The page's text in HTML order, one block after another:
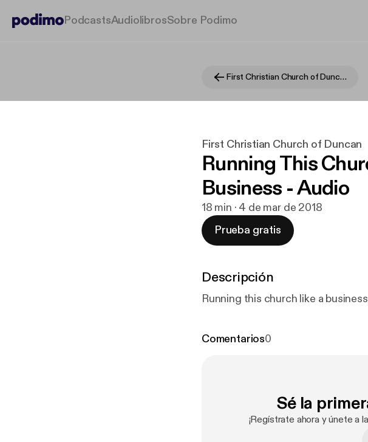
PodcastsAudiolibrosSobre Podimo
First Christian Church of Duncan
First Christian Church of Duncan
Running This
Business - Audio
18 min · 4 de mar de 2018
Prueba gratis
Descripción
Running this church like a
Comentarios0
Sé la
¡Regístrate ahora y únete a